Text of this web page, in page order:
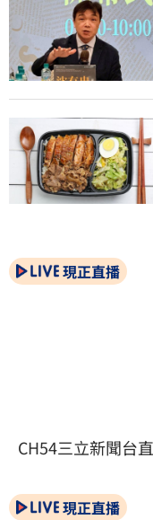
現正直播
CH54三立新聞台
現正直播